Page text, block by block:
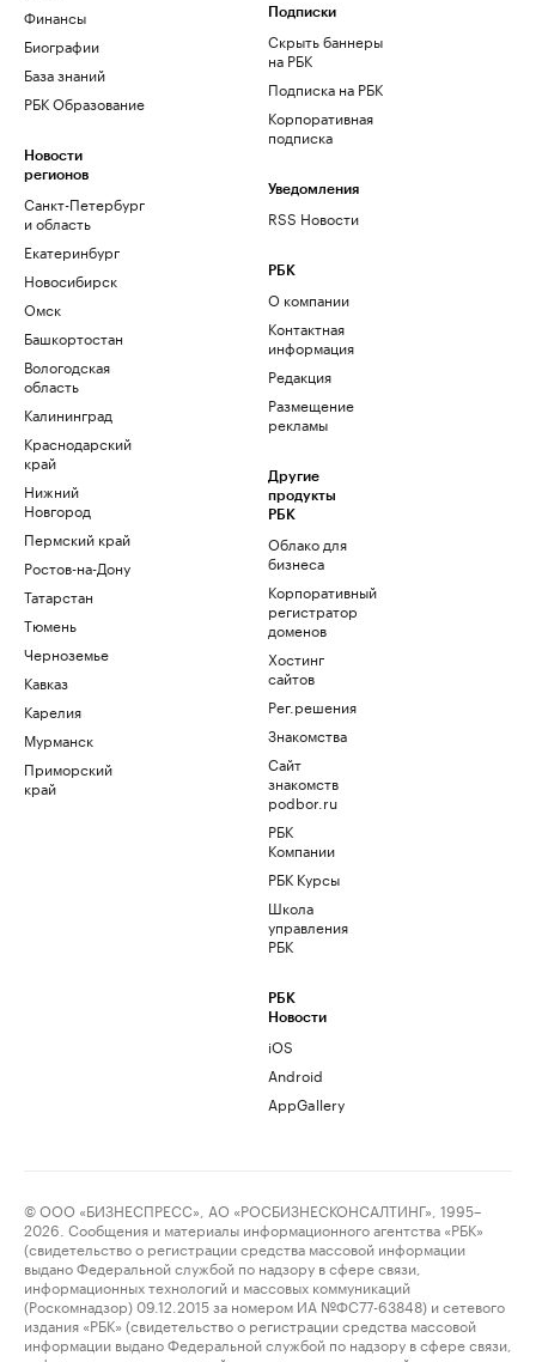
Финансы
Биографии
База знаний
РБК Образование
Новости
регионов
Санкт-Петербург
и область
Екатеринбург
Новосибирск
Омск
Башкортостан
Вологодская
область
Калининград
Краснодарский
край
Нижний
Новгород
Пермский край
Ростов-на-Дону
Татарстан
Тюмень
Черноземье
Кавказ
Карелия
Мурманск
Приморский
край
Подписки
Скрыть баннеры
на РБК
Подписка на РБК
Корпоративная
подписка
Уведомления
RSS Новости
РБК
О компании
Контактная
информация
Редакция
Размещение
рекламы
Другие
продукты
РБК
Облако для
бизнеса
Корпоративный
регистратор
доменов
Хостинг
сайтов
Рег.решения
Знакомства
Сайт
знакомств
podbor.ru
РБК
Компании
РБК Курсы
Школа
управления
РБК
РБК
Новости
iOS
Android
AppGallery
© ООО «БИЗНЕСПРЕСС», АО «РОСБИЗНЕСКОНСАЛТИНГ», 1995–
2026. Сообщения и материалы информационного агентства «РБК»
(свидетельство о регистрации средства массовой информации
выдано Федеральной службой по надзору в сфере связи,
информационных технологий и массовых коммуникаций
(Роскомнадзор) 09.12.2015 за номером ИА №ФС77-63848) и сетевого
издания «РБК» (свидетельство о регистрации средства массовой
информации выдано Федеральной службой по надзору в сфере связи,